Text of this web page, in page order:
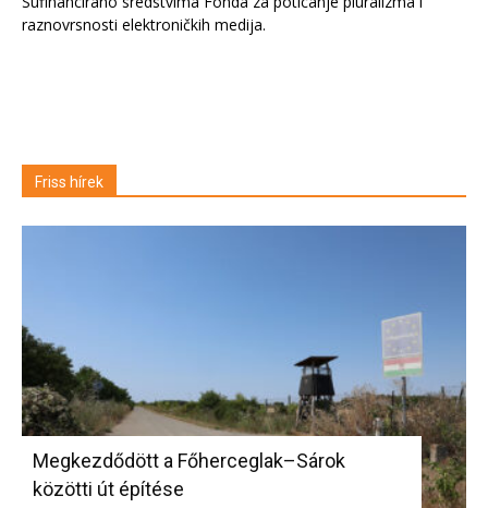
raznovrsnosti elektroničkih medija.
Friss hírek
Megkezdődött a Főherceglak–Sárok
közötti út építése